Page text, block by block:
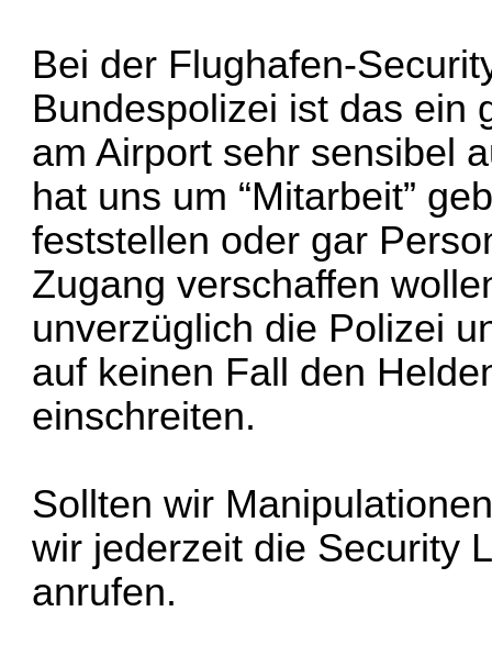
Bei der Flughafen-
Bundespolizei ist das ein
am Airport sehr sensibel
hat uns um “Mitarbeit”
feststellen oder gar
Zugang verschaffen
unverzüglich die Polizei
auf keinen Fall den
einschreiten.
Sollten wir
wir jederzeit die Security
anrufen.